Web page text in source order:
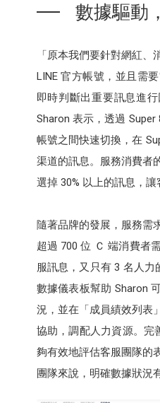
數據驅動
「原本我們要針對網紅
LINE 官方帳號，並且需
即時判斷出重要訊息進
Sharon 表示，透過
帳號之間快速切換，在
渠道的訊息。服務消費者
選掉 30% 以上的訊息，讓
隨著品牌的發展，服務需
超過 700 位 Ｃ 端消費者
服訊息，又只有 3 名人力
數據儀表板幫助 Sharon
況，並在「成員績效列表
協助，調配人力資源。完
夠有效地評估客服團隊的
團隊來說，明確數據狀況